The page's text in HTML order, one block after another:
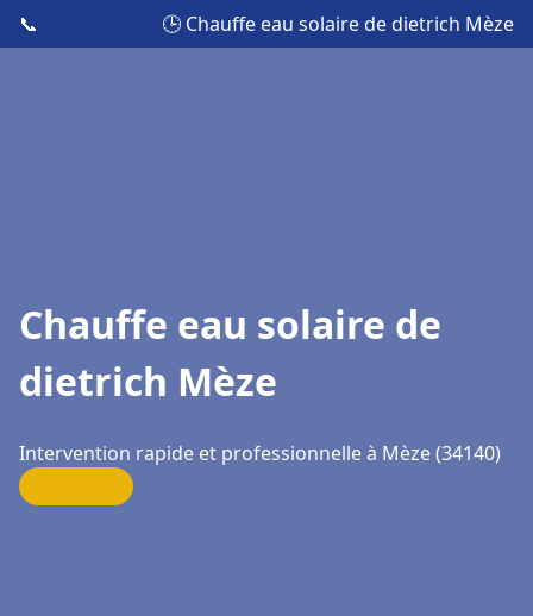
📞 🕒 Chauffe eau solaire de dietrich Mèze
Chauffe eau solaire de
dietrich Mèze
Intervention rapide et professionnelle à Mèze (34140)